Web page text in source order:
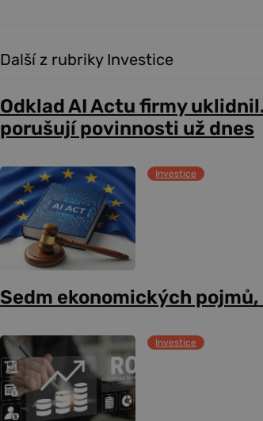
Další z rubriky Investice
Odklad AI Actu firmy
porušují povinnosti už dnes
Investice
Sedm ekonomických
Investice